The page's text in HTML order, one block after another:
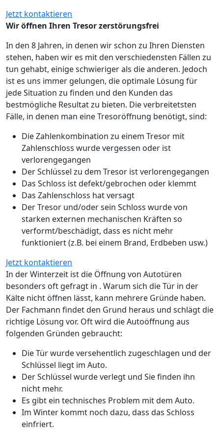
Jetzt kontaktieren
Wir öffnen Ihren Tresor zerstörungsfrei
In den 8 Jahren, in denen wir schon zu Ihren Diensten
stehen, haben wir es mit den verschiedensten Fällen zu
tun gehabt, einige schwieriger als die anderen. Jedoch
ist es uns immer gelungen, die optimale Lösung für
jede Situation zu finden und den Kunden das
bestmögliche Resultat zu bieten. Die verbreitetsten
Fälle, in denen man eine Tresoröffnung benötigt, sind:
Die Zahlenkombination zu einem Tresor mit
Zahlenschloss wurde vergessen oder ist
verlorengegangen
Der Schlüssel zu dem Tresor ist verlorengegangen
Das Schloss ist defekt/gebrochen oder klemmt
Das Zahlenschloss hat versagt
Der Tresor und/oder sein Schloss wurde von
starken externen mechanischen Kräften so
verformt/beschädigt, dass es nicht mehr
funktioniert (z.B. bei einem Brand, Erdbeben usw.)
Jetzt kontaktieren
In der Winterzeit ist die Öffnung von Autotüren
besonders oft gefragt in . Warum sich die Tür in der
Kälte nicht öffnen lässt, kann mehrere Gründe haben.
Der Fachmann findet den Grund heraus und schlägt die
richtige Lösung vor. Oft wird die Autoöffnung aus
folgenden Gründen gebraucht:
Die Tür wurde versehentlich zugeschlagen und der
Schlüssel liegt im Auto.
Der Schlüssel wurde verlegt und Sie finden ihn
nicht mehr.
Es gibt ein technisches Problem mit dem Auto.
Im Winter kommt noch dazu, dass das Schloss
einfriert.